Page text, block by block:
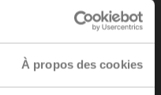
À propos des cookies